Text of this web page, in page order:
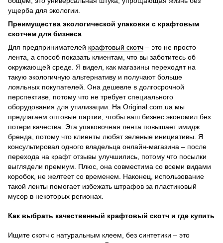
ущерба для экологии.
Преимущества экологической упаковки с крафтовым
скотчем для бизнеса
Для предпринимателей крафтовый скотч – это не просто
лента, а способ показать клиентам, что вы заботитесь об
окружающей среде. Я видел, как магазины переходят на
такую ​​экологичную альтернативу и получают больше
лояльных покупателей. Она дешевле в долгосрочной
перспективе, потому что не требует специального
оборудования для утилизации. На Original.com.ua мы
предлагаем оптовые партии, чтобы ваш бизнес экономил без
потери качества. Эта упаковочная лента повышает имидж
бренда, потому что клиенты любят зеленые инициативы. Я
консультировал одного владельца онлайн-магазина – после
перехода на крафт отзывы улучшились, потому что посылки
выглядели премиум. Плюс, она совместима со всеми видами
коробок, не желтеет со временем. Наконец, использование
такой ленты помогает избежать штрафов за пластиковый
мусор в некоторых регионах.
Как выбрать качественный крафтовый скотч и где купить
Ищите скотч с натуральным клеем, без синтетики – это